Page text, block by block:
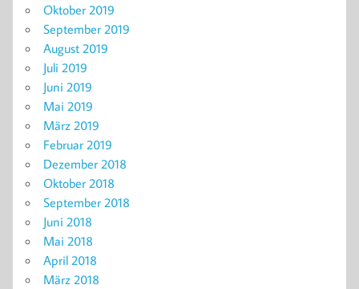
Oktober 2019
September 2019
August 2019
Juli 2019
Juni 2019
Mai 2019
März 2019
Februar 2019
Dezember 2018
Oktober 2018
September 2018
Juni 2018
Mai 2018
April 2018
März 2018